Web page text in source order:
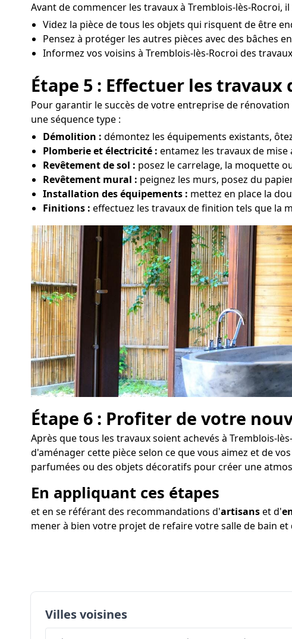
Avant de commencer les travaux à Tremblois-lès-
Videz la pièce de tous les objets qui risquent de être
Pensez à protéger les autres pièces avec des bâches
Informez vos voisins à Tremblois-lès-Rocroi des
Étape 5 : Effectuer les travaux
Pour garantir le succès de votre entreprise de
une séquence type :
Démolition : démontez les équipements existants,
Plomberie et électricité : entamez les travaux de
Revêtement de sol : posez le carrelage, la moquette
Revêtement mural : peignez les murs, posez du
Installation des équipements : mettez en place la
Finitions : effectuez les travaux de finition tels que la
Étape 6 : Profiter de votre
Après que tous les travaux soient achevés à Tremblois-
d'aménager cette pièce selon ce que vous aimez et de
parfumées ou des objets décoratifs pour créer une
En appliquant ces étapes
et en se référant des recommandations d'artisanset d'
mener à bien votre projet de refaire votre salle de bain
Villes voisines